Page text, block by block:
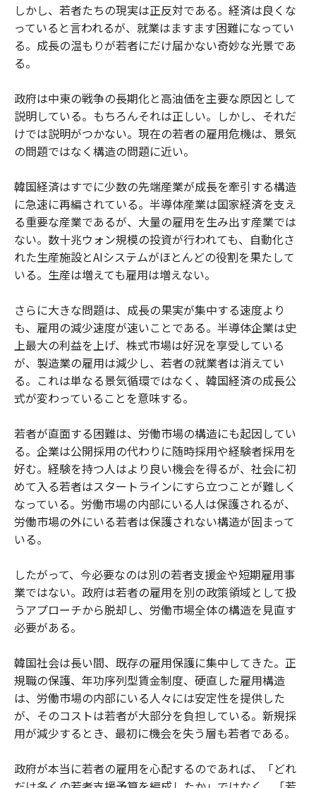
しかし、若者たちの現実は正反対である。経済は良くな
っていると言われるが、就業はますます困難になってい
る。成長の温もりが若者にだけ届かない奇妙な光景であ
る。
政府は中東の戦争の長期化と高油価を主要な原因として
説明している。もちろんそれは正しい。しかし、それだ
けでは説明がつかない。現在の若者の雇用危機は、景気
の問題ではなく構造の問題に近い。
韓国経済はすでに少数の先端産業が成長を牽引する構造
に急速に再編されている。半導体産業は国家経済を支え
る重要な産業であるが、大量の雇用を生み出す産業では
ない。数十兆ウォン規模の投資が行われても、自動化さ
れた生産施設とAIシステムがほとんどの役割を果たして
いる。生産は増えても雇用は増えない。
さらに大きな問題は、成長の果実が集中する速度より
も、雇用の減少速度が速いことである。半導体企業は史
上最大の利益を上げ、株式市場は好況を享受している
が、製造業の雇用は減少し、若者の就業者は消えてい
る。これは単なる景気循環ではなく、韓国経済の成長公
式が変わっていることを意味する。
若者が直面する困難は、労働市場の構造にも起因してい
る。企業は公開採用の代わりに随時採用や経験者採用を
好む。経験を持つ人はより良い機会を得るが、社会に初
めて入る若者はスタートラインにすら立つことが難しく
なっている。労働市場の内部にいる人は保護されるが、
労働市場の外にいる若者は保護されない構造が固まって
いる。
したがって、今必要なのは別の若者支援金や短期雇用事
業ではない。政府は若者の雇用を別の政策領域として扱
うアプローチから脱却し、労働市場全体の構造を見直す
必要がある。
韓国社会は長い間、既存の雇用保護に集中してきた。正
規職の保護、年功序列型賃金制度、硬直した雇用構造
は、労働市場の内部にいる人々には安定性を提供した
が、そのコストは若者が大部分を負担している。新規採
用が減少するとき、最初に機会を失う層も若者である。
政府が本当に若者の雇用を心配するのであれば、「どれ